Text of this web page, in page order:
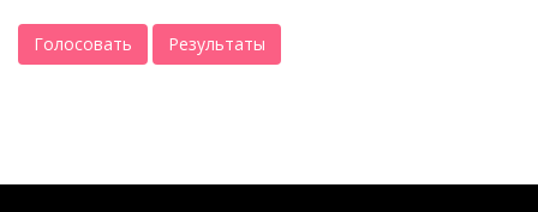
Голосовать Результаты